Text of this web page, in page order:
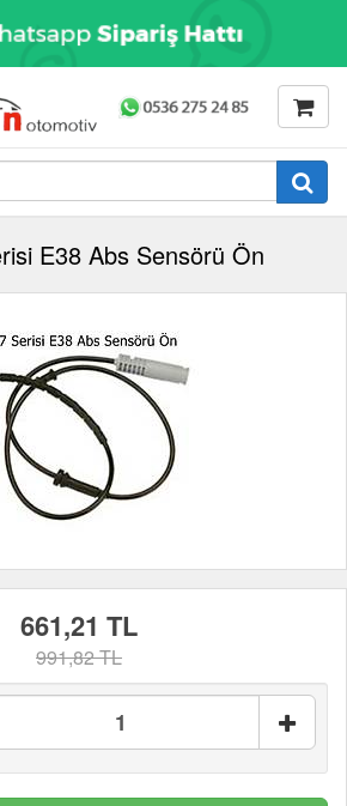
E38 Abs Sensörü Ön
661,21 TL
991,82 TL